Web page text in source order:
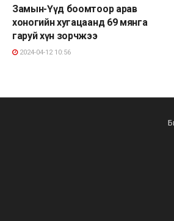
Замын-Үүд боомтоор арав
хоногийн хугацаанд 69 мянга
гаруй хүн зорчжээ
2024-04-12 10:56